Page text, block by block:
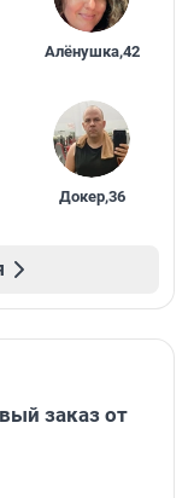
Алёнушка,42
Докер,36
заказ от